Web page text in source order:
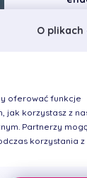
O plikach
oferować funkcje
jak korzystasz z
Partnerzy
korzystania z